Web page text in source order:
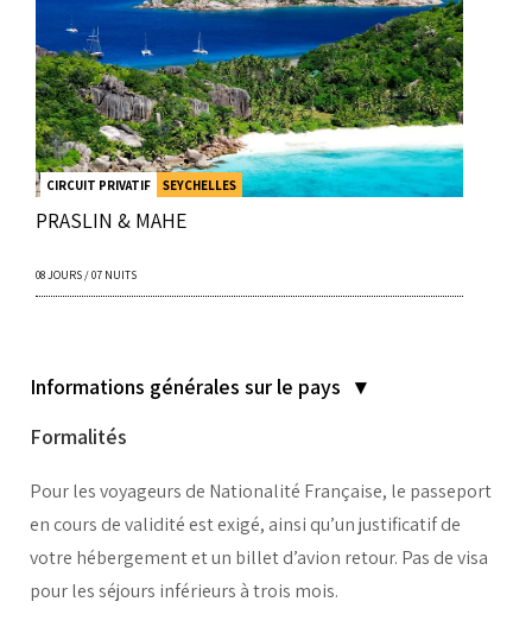
CIRCUIT PRIVATIF SEYCHELLES
PRASLIN & MAHE
08 JOURS / 07 NUITS
Informations générales sur le pays ▾
Formalités
Pour les voyageurs de Nationalité Française, le passeport
en cours de validité est exigé, ainsi qu’un justificatif de
votre hébergement et un billet d’avion retour. Pas de visa
pour les séjours inférieurs à trois mois.